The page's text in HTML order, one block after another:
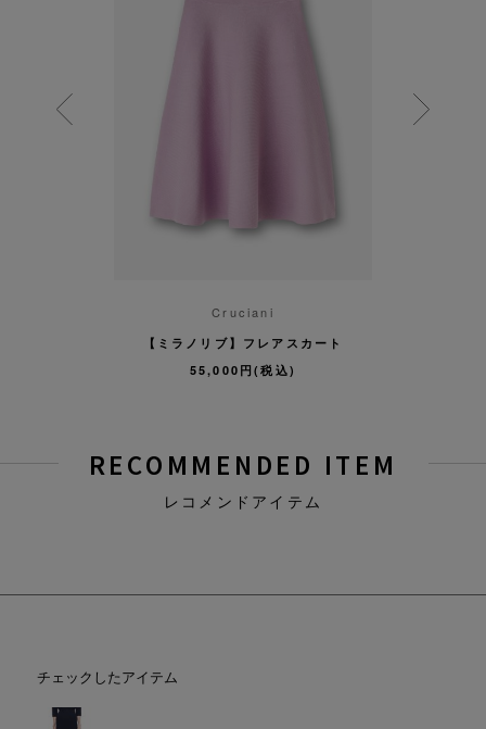
Cruciani
【ミラノリブ】フレアスカート
55,000円(税込)
RECOMMENDED ITEM
レコメンドアイテム
チェックしたアイテム